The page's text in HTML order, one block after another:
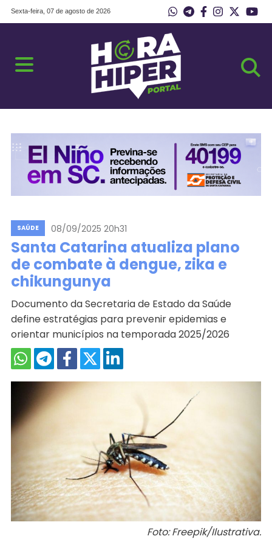
Sexta-feira, 07 de agosto de 2026
SAÚDE 08/09/2025 20h31
Santa Catarina atualiza plano
de combate à dengue, zika e
chikungunya
Documento da Secretaria de Estado da Saúde
define estratégias para prevenir epidemias e
orientar municípios na temporada 2025/2026
Foto: Freepik/Ilustrativa.